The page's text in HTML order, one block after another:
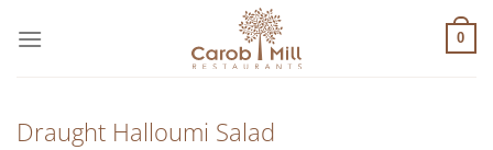
στο
0
Draught Halloumi Salad